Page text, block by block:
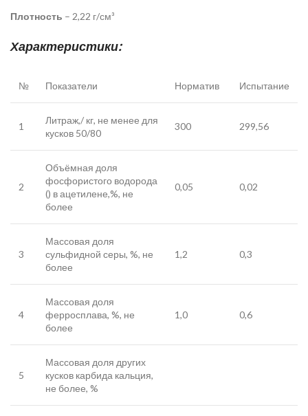
Плотность – 2,22 г/см³
Характеристики:
№ Показатели Норматив Испытание
1
Литраж,/ кг, не менее для
кусков 50/80
300 299,56
2
Объёмная доля
фосфористого водорода
() в ацетилене,%, не
более
0,05 0,02
3
Массовая доля
сульфидной серы, %, не
более
1,2 0,3
4
Массовая доля
ферросплава, %, не
более
1,0 0,6
5
Массовая доля других
кусков карбида кальция,
не более, %